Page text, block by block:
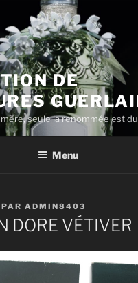
DE
seule la renommée est
Menu
PAR ADMIN8403
DORE VÉTIVER